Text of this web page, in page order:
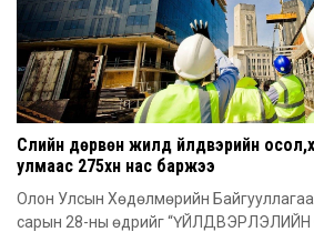
Сүүлийн дөрвөн жилд үйлдвэрийн
улмаас 275хүн нас баржээ
Олон Улсын Хөдөлмөрийн
сарын 28-ны өдрийг